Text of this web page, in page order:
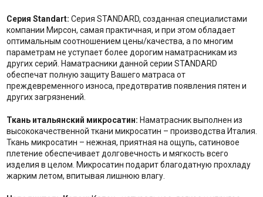
Серия Standart: Серия STANDARD, созданная специалистами
компании Мирсон, самая практичная, и при этом обладает
оптимальным соотношением цены/качества, а по многим
параметрам не уступает более дорогим наматрасникам из
других серий. Наматрасники данной серии STANDARD
обеспечат полную защиту Вашего матраса от
преждевременного износа, предотвратив появления пятен и
других загрязнений.
Ткань итальянский микросатин: Наматрасник выполнен из
высококачественной ткани микросатин – производства Италия.
Ткань микросатин – нежная, приятная на ощупь, сатиновое
плетение обеспечивает долговечность и мягкость всего
изделия в целом. Микросатин подарит благодатную прохладу
жарким летом, впитывая лишнюю влагу.